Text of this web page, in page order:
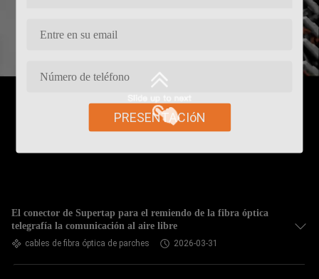
PRESENTACIóN
El conector de Supertap para el remiendo de la fibra óptica
telegrafía la comunicación al aire libre
cables de fibra óptica de parches 2026-03-31